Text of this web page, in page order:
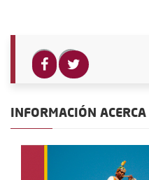
INFORMACIÓN